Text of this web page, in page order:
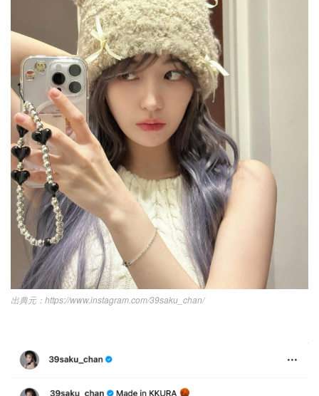
https://www.instagram.com/39saku_chan/